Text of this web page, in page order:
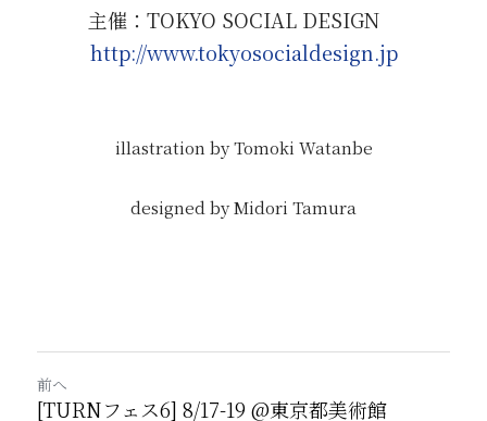
主催：TOKYO SOCIAL DESIGN
http://www.tokyosocialdesign.jp
illastration by Tomoki Watanbe
designed by Midori Tamura
前へ
[TURNフェス6] 8/17-19 @東京都美術館